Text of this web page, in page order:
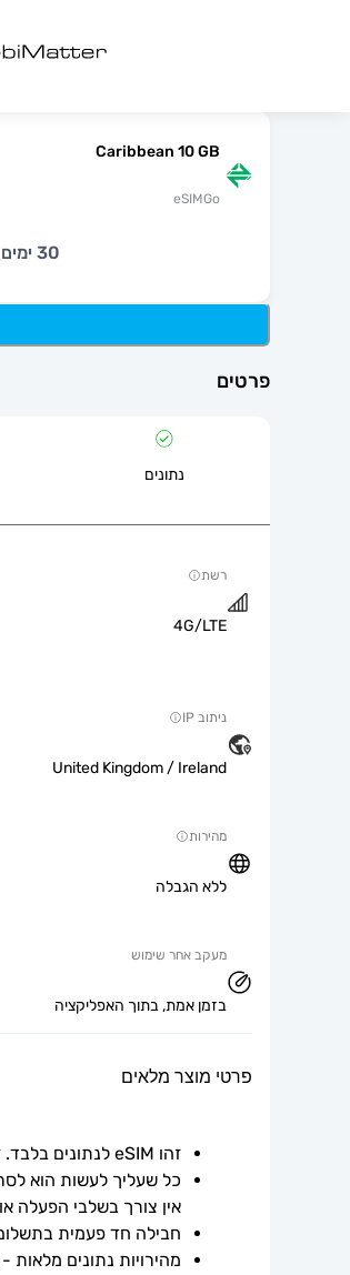
Caribbean 10 GB
eSIMGo
30 ימים
פרטים
נתונים
רשת
4G/LTE
ניתוב IP
United Kingdom / Ireland
מהירות
ללא הגבלה
מעקב אחר שימוש
בזמן אמת, בתוך האפליקציה
פרטי מוצר מלאים
זהו eSIM לנתונים בלבד. זה לא מגיע עם מספר טלפון.
אין צורך בשלבי הפעלה
חבילה חד פעמית בתשלום